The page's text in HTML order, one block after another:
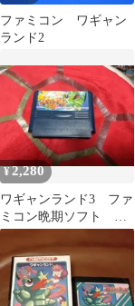
ファミコン ワギャン
ランド2
¥2,280
ワギャンランド3 ファ
ミコン晩期ソフト ナ
ムコ デカロム シリ
ーズ最終タイトル